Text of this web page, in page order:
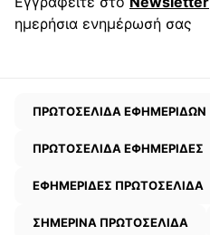
ημερήσια ενημέρωσή σας
ΠΡΩΤΟΣΕΛΙΔΑ ΕΦΗΜΕΡΙΔΩΝ
ΠΡΩΤΟΣΕΛΙΔΑ ΕΦΗΜΕΡΙΔΕΣ
ΕΦΗΜΕΡΙΔΕΣ ΠΡΩΤΟΣΕΛΙΔΑ
ΣΗΜΕΡΙΝΑ ΠΡΩΤΟΣΕΛΙΔΑ